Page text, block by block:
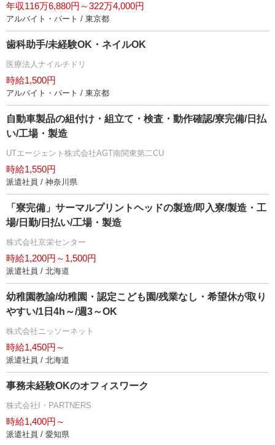
年収116万6,880円～322万4,000円
アルバイト・パート / 東京都
歯科助手/未経験OK・ネイルOK
医療法人ナイルチドリ
時給1,500円
アルバイト・パート / 東京都
自動車製品の組付け・組立て・検査・動作確認/寮完備/日払
い/工場・製造
UTエージェント株式会社AGT南関東第二CU
時給1,550円
派遣社員 / 神奈川県
「寮完備」サーマルプリントヘッドの製造/即入寮/製造・工
場/日勤/日払い/工場・製造
株式会社京栄センター
時給1,200円～1,500円
派遣社員 / 北海道
幼稚園教諭/幼稚園・認定こども園/残業なし・希望休が取り
すい/1日4h～/週3～OK
株式会社ニッソーネット
時給1,450円～
派遣社員 / 北海道
事務未経験OKのオフィスワーク
株式会社I・PARTNERS
時給1,400円～
派遣社員 / 愛知県